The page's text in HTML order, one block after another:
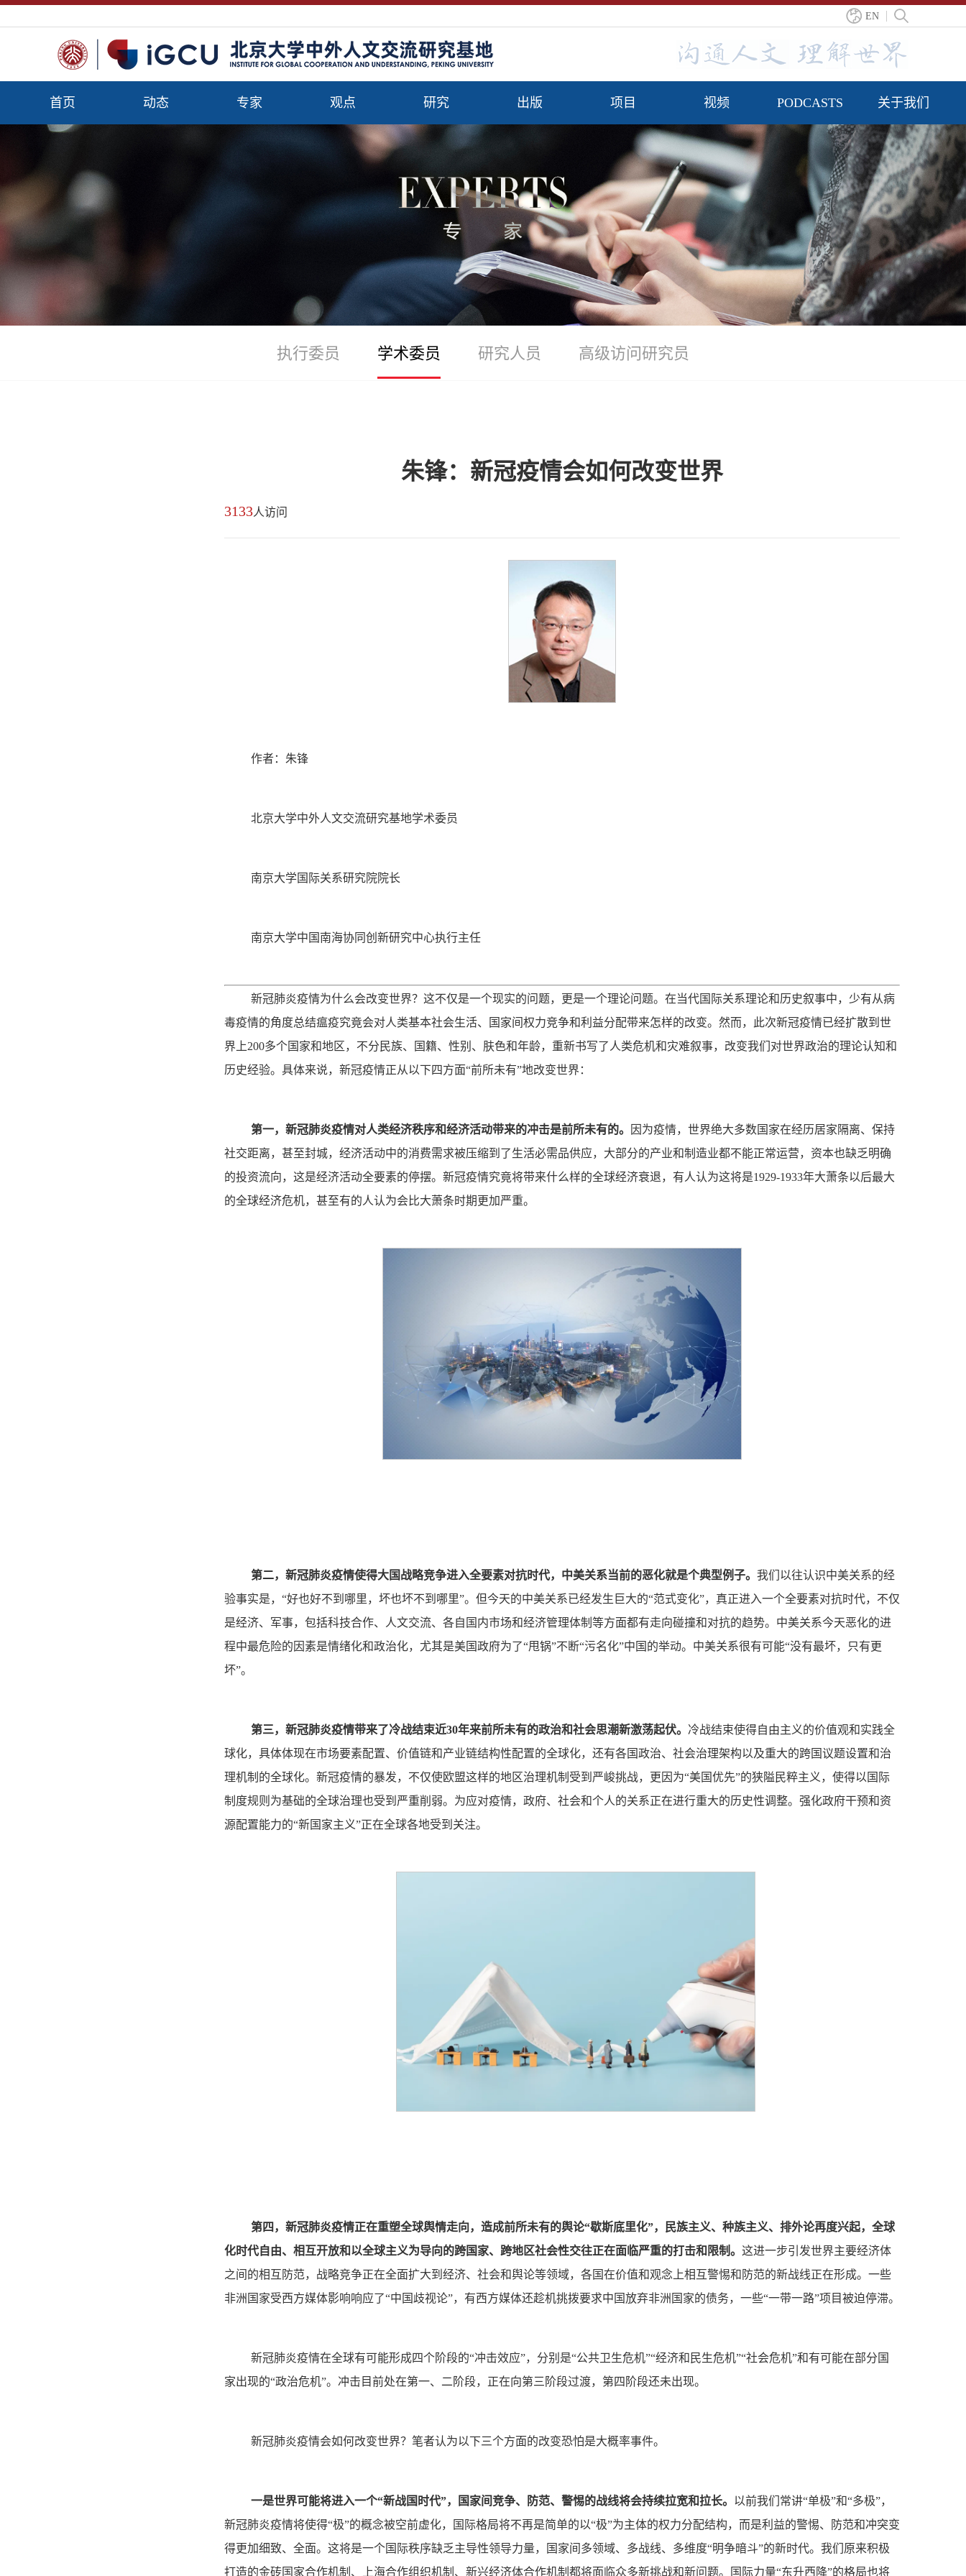
EN
首页 动态 专家 观点 研究 出版 项目 视频 PODCASTS 关于我们
执行委员 学术委员 研究人员 高级访问研究员
朱锋：新冠疫情会如何改变世界
3133人访问
作者：朱锋
北京大学中外人文交流研究基地学术委员
南京大学国际关系研究院院长
南京大学中国南海协同创新研究中心执行主任
新冠肺炎疫情为什么会改变世界？这不仅是一个现实的问题，更是一个理论问题。在当代国际关系理论和历史叙事中，少有从病
毒疫情的角度总结瘟疫究竟会对人类基本社会生活、国家间权力竞争和利益分配带来怎样的改变。然而，此次新冠疫情已经扩散到世
界上200多个国家和地区，不分民族、国籍、性别、肤色和年龄，重新书写了人类危机和灾难叙事，改变我们对世界政治的理论认知和
历史经验。具体来说，新冠疫情正从以下四方面“前所未有”地改变世界：
第一，新冠肺炎疫情对人类经济秩序和经济活动带来的冲击是前所未有的。
因为疫情，世界绝大多数国家在经历居家隔离、保持
社交距离，甚至封城，经济活动中的消费需求被压缩到了生活必需品供应，大部分的产业和制造业都不能正常运营，资本也缺乏明确
的投资流向，这是经济活动全要素的停摆。新冠疫情究竟将带来什么样的全球经济衰退，有人认为这将是1929-1933年大萧条以后最大
的全球经济危机，甚至有的人认为会比大萧条时期更加严重。
第二，新冠肺炎疫情使得大国战略竞争进入全要素对抗时代，中美关系当前的恶化就是个典型例子。我们以往认识中美关系的经
验事实是，“好也好不到哪里，坏也坏不到哪里”。但今天的中美关系已经发生巨大的“范式变化”，真正进入一个全要素对抗时代，不仅
是经济、军事，包括科技合作、人文交流、各自国内市场和经济管理体制等方面都有走向碰撞和对抗的趋势。中美关系今天恶化的进
程中最危险的因素是情绪化和政治化，尤其是美国政府为了“甩锅”不断“污名化”中国的举动。中美关系很有可能“没有最坏，只有更
坏”。
第三，新冠肺炎疫情带来了冷战结束近30年来前所未有的政治和社会思潮新激荡起伏。 冷战结束使得自由主义的价值观和实践全
球化，具体体现在市场要素配置、价值链和产业链结构性配置的全球化，还有各国政治、社会治理架构以及重大的跨国议题设置和治
理机制的全球化。新冠疫情的暴发，不仅使欧盟这样的地区治理机制受到严峻挑战，更因为“美国优先”的狭隘民粹主义，使得以国际
制度规则为基础的全球治理也受到严重削弱。为应对疫情，政府、社会和个人的关系正在进行重大的历史性调整。强化政府干预和资
源配置能力的“新国家主义”正在全球各地受到关注。
第四，新冠肺炎疫情正在重塑全球舆情走向，造成前所未有的舆论“歇斯底里化”，民族主义、种族主义、排外论再度兴起，全球
化时代自由、相互开放和以全球主义为导向的跨国家、跨地区社会性交往正在面临严重的打击和限制。 这进一步引发世界主要经济体
之间的相互防范，战略竞争正在全面扩大到经济、社会和舆论等领域，各国在价值和观念上相互警惕和防范的新战线正在形成。一些
非洲国家受西方媒体影响响应了“中国歧视论”，有西方媒体还趁机挑拨要求中国放弃非洲国家的债务，一些“一带一路”项目被迫停滞。
新冠肺炎疫情在全球有可能形成四个阶段的“冲击效应”，分别是“公共卫生危机”“经济和民生危机”“社会危机”和有可能在部分国
家出现的“政治危机”。冲击目前处在第一、二阶段，正在向第三阶段过渡，第四阶段还未出现。
新冠肺炎疫情会如何改变世界？笔者认为以下三个方面的改变恐怕是大概率事件。
一是世界可能将进入一个“新战国时代”，国家间竞争、防范、警惕的战线将会持续拉宽和拉长。 以前我们常讲“单极”和“多极”，
新冠肺炎疫情将使得“极”的概念被空前虚化，国际格局将不再是简单的以“极”为主体的权力分配结构，而是利益的警惕、防范和冲突变
得更加细致、全面。这将是一个国际秩序缺乏主导性领导力量，国家间多领域、多战线、多维度“明争暗斗”的新时代。我们原来积极
打造的金砖国家合作机制、上海合作组织机制、新兴经济体合作机制都将面临众多新挑战和新问题。国际力量“东升西降”的格局也将